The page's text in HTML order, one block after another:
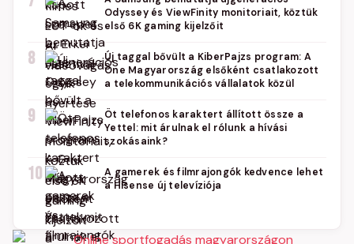
Odyssey és ViewFinity monitoriait, köztük
első 6K gaming kijelzőit
8
Új taggal bővült a KiberPajzs program: A
One Magyarország elsőként csatlakozott
a telekommunikációs vállalatok közül
9
Öt telefonos karaktert állított össze a
Yettel: mit árulnak el rólunk a hívási
szokásaink?
10
A gamerek és filmrajongók kedvence lehet
a Hisense új televíziója